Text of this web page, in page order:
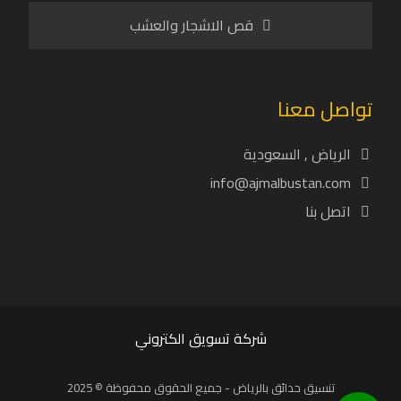
قص الاشجار والعشب
تواصل معنا
الرياض , السعودية
info@ajmalbustan.com
اتصل بنا
شركة تسويق الكتروني
تنسيق حدائق بالرياض - جميع الحقوق محفوظة © 2025